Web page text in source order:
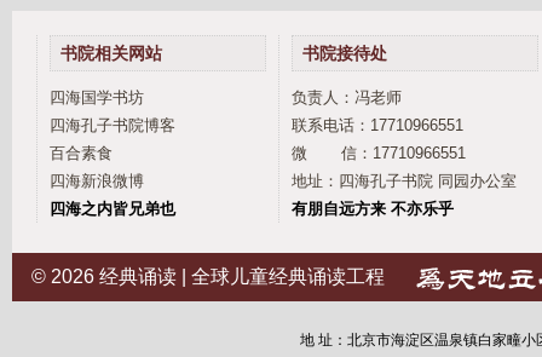
书院相关网站
四海国学书坊
四海孔子书院博客
百合素食
四海新浪微博
四海之内皆兄弟也
书院接待处
负责人：冯老师
联系电话：17710966551
微 信：17710966551
地址：四海孔子书院 同园办公室
有朋自远方来 不亦乐乎
© 2026 经典诵读 | 全球儿童经典诵读工程
地 址：北京市海淀区温泉镇白家